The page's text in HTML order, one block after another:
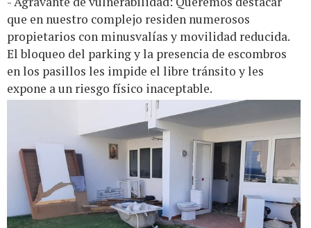
que en nuestro complejo residen numerosos
propietarios con minusvalías y movilidad reducida.
El bloqueo del parking y la presencia de escombros
en los pasillos les impide el libre tránsito y les
expone a un riesgo físico inaceptable.